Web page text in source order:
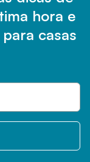
hora e
casas